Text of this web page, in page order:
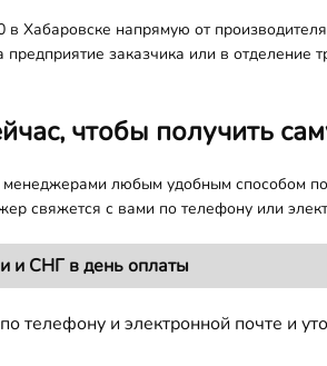
Хабаровске напрямую от
заказчика или в
чтобы получить
любым удобным способом
свяжется с вами по телефону или
и СНГ в день оплаты
и электронной почте и